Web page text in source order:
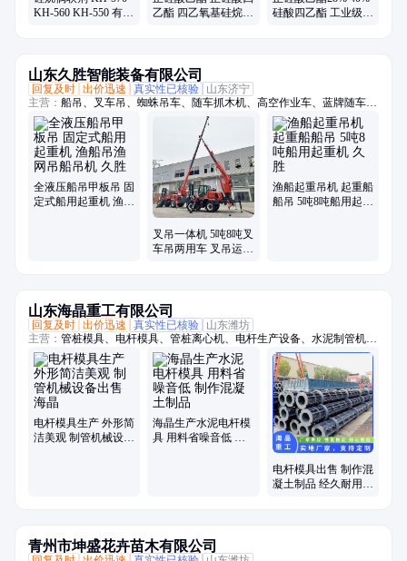
KH-560 KH-550 有机
乙酯 四乙氧基硅烷
硅酸四乙酯 工业级
山东久胜智能装备有限公司
回复及时 出价迅速 真实性已核验
山东济宁
主营： 船吊、叉车吊、蜘蛛吊车、随车抓木机、高空作业车、蓝牌随车
吊、折臂吊、随车挖、履带蜘蛛吊、吊挖一体机、三轮随车吊、履带随车
吊、三轮吊、履带随车挖、履带吊车、船用起重机、拖拉机平板吊、履带
随车抓、下葬车、四不像吊车、车载吊机、抓木机、拖拉机吊钻一体机、
小吊车、装载机
全液压船吊甲板吊 固
定式船用起重机 渔船
叉吊一体机 5吨8吨叉
车吊两用车 叉吊运一
渔船起重吊机 起重船
船吊 5吨8吨船用起重
山东海晶重工有限公司
回复及时 出价迅速 真实性已核验
山东潍坊
主营： 管桩模具、电杆模具、管桩离心机、电杆生产设备、水泥制管机、
混凝土管设备
电杆模具生产 外形简
洁美观 制管机械设备
海晶生产水泥电杆模
具 用料省噪音低 制
电杆模具出售 制作混
凝土制品 经久耐用
青州市坤盛花卉苗木有限公司